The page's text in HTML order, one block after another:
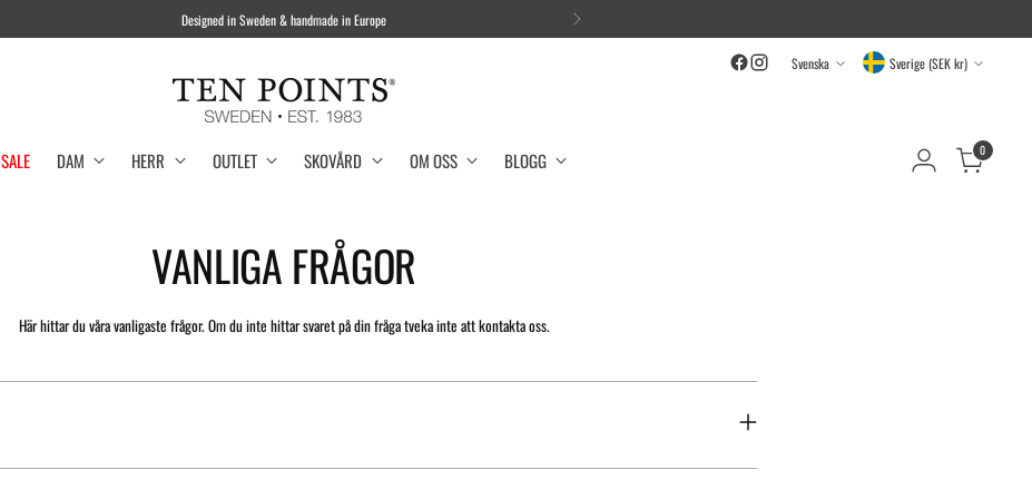
Designed in Sweden & handmade in Europe
Språk
Svenska Currency Sverige (SEK kr)
SALE DAM HERR OUTLET SKOVÅRD OM OSS BLOGG 0
VANLIGA FRÅGOR
Här hittar du våra vanligaste frågor. Om du inte hittar svaret på din fråga tveka inte att kontakta oss.